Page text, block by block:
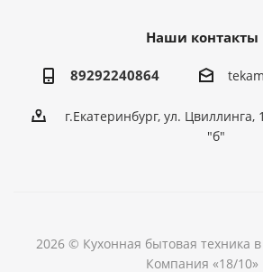
Наши контакты
89292240864
г.Екатеринбург, ул. Цвиллинга,
"б"
2026 © Кухонная бытовая техника
Компания «18/10»